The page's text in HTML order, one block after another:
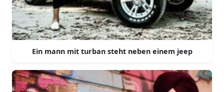
Ein mann mit turban steht neben einem jeep